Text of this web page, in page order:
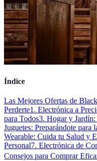
Índice
Las Mejores Ofertas de
Perderte1. Electrónica a
para Todos3. Hogar y
Juguetes: Preparándote para
Wearable: Cuida tu Salud y
Personal7. Electrónica de
Consejos para Comprar